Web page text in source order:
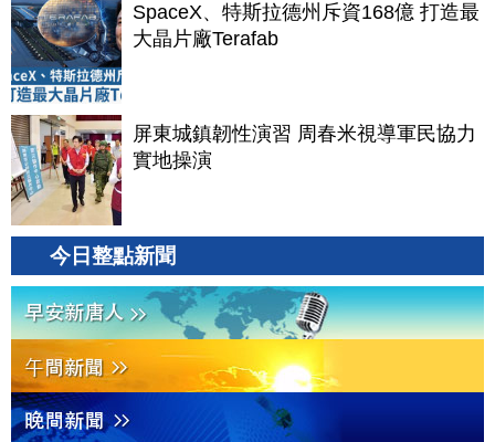
SpaceX、特斯拉德州斥資168億 打造最
大晶片廠Terafab
屏東城鎮韌性演習 周春米視導軍民協力
實地操演
今日整點新聞